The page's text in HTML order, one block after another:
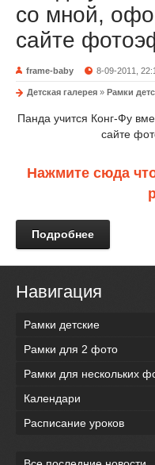
со мной,
сайте
frame-baby 8-09-2011,
Детская галерея » Рамки
Панда учится Конг-Фу
сайте
Нажмите сюда
Подробнее
Навигация
Рамки детские
Рамки для 2 фото
Рамки для нескольких
Календари
Расписание уроков